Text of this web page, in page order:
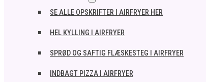
SE ALLE OPSKRIFTER I AIRFRYER HER
HEL KYLLING I AIRFRYER
SPRØD OG SAFTIG FLÆSKESTEG I AIRFRYER
INDBAGT PIZZA I AIRFRYER